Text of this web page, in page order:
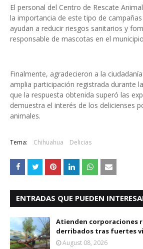
El personal del Centro de Rescate
la importancia de este tipo de
ayudan a reducir riesgos sanitarios y
responsable de mascotas en el
Finalmente, agradecieron a la
amplia participación registrada durante
que la respuesta obtenida superó las
demuestra el interés de los delicienses
animales.
Tema: Chihuahua Delicias
ENTRADAS QUE PUEDEN
Atienden corporaciones
derribados tras fuertes
August 08, 2026